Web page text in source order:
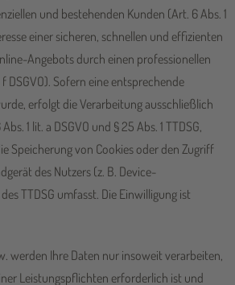
und bestehenden Kunden (Art. 6 Abs. 1
einer sicheren, schnellen und effizienten
Angebots durch einen professionellen
DSGVO). Sofern eine entsprechende
erfolgt die Verarbeitung ausschließlich
1 lit. a DSGVO und § 25 Abs. 1 TTDSG,
Speicherung von Cookies oder den Zugriff
des Nutzers (z. B. Device-
TTDSG umfasst. Die Einwilligung ist
werden Ihre Daten nur insoweit verarbeiten,
Leistungspflichten erforderlich ist und